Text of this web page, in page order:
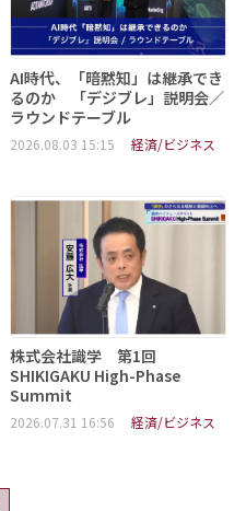
AI時代、「暗黙知」は継承でき
るのか 「デジブレ」説明会／
ラウンドテーブル
2026.08.03 15:15 経済/ビジネス
株式会社識学 第1回
SHIKIGAKU High-Phase
Summit
2026.07.31 16:56 経済/ビジネス